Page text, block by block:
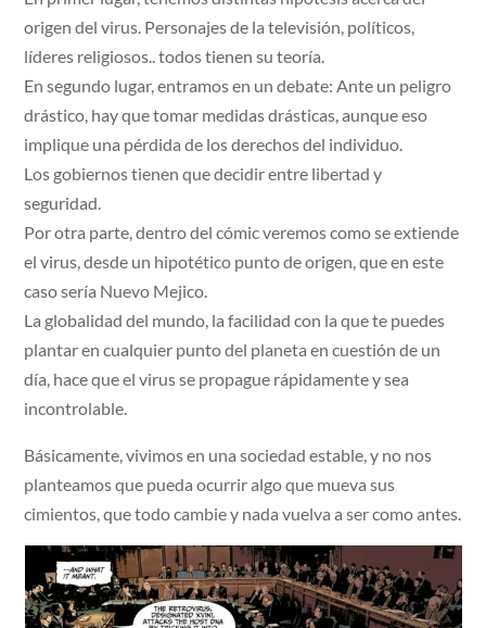
origen del virus. Personajes de la televisión, políticos,
líderes religiosos.. todos tienen su teoría.
En segundo lugar, entramos en un debate: Ante un peligro
drástico, hay que tomar medidas drásticas, aunque eso
implique una pérdida de los derechos del individuo.
Los gobiernos tienen que decidir entre libertad y
seguridad.
Por otra parte, dentro del cómic veremos como se extiende
el virus, desde un hipotético punto de origen, que en este
caso sería Nuevo Mejico.
La globalidad del mundo, la facilidad con la que te puedes
plantar en cualquier punto del planeta en cuestión de un
día, hace que el virus se propague rápidamente y sea
incontrolable.
Básicamente, vivimos en una sociedad estable, y no nos
planteamos que pueda ocurrir algo que mueva sus
cimientos, que todo cambie y nada vuelva a ser como antes.